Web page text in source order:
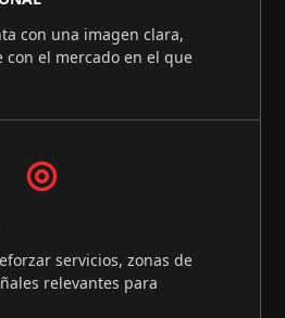
con una imagen clara,
con el mercado en el que
◎
servicios, zonas de
relevantes para